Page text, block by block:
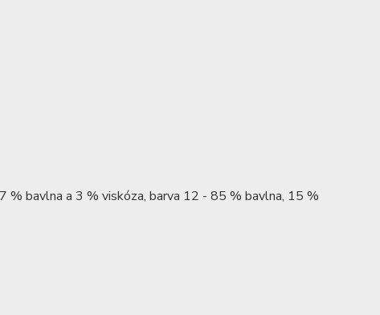
bavlna a 3 % viskóza, barva 12 - 85 % bavlna, 15 %